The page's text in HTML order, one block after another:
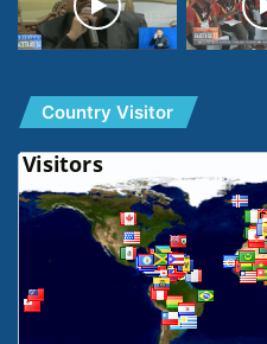
Country Visitor